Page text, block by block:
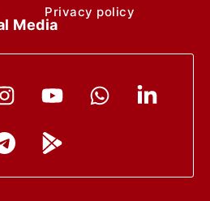
Privacy policy
Media